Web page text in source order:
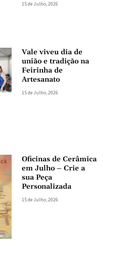
15 de Julho, 2026
Vale viveu dia de
união e tradição na
Feirinha de
Artesanato
15 de Julho, 2026
Oficinas de Cerâmica
em Julho – Crie a
sua Peça
Personalizada
15 de Julho, 2026